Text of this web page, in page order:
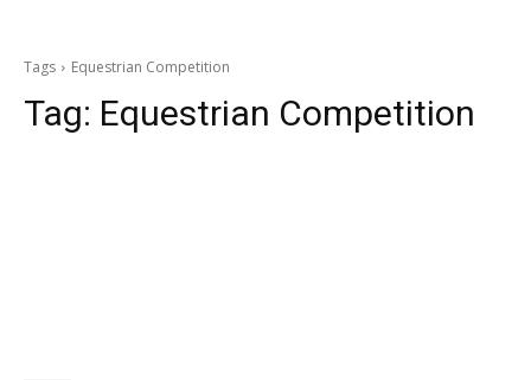
Tags Equestrian Competition
Tag: Equestrian Competition